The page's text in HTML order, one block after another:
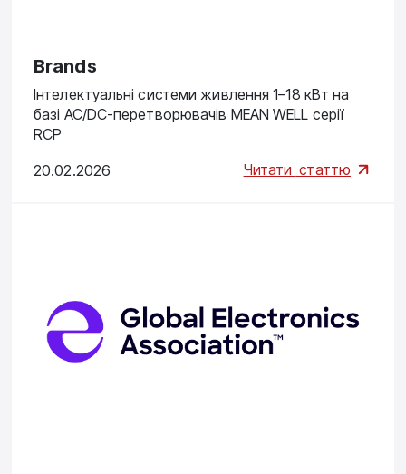
Brands
Інтелектуальні системи живлення 1–18 кВт на
базі AC/DC-перетворювачів MEAN WELL серії
RCP
20.02.2026 Читати статтю